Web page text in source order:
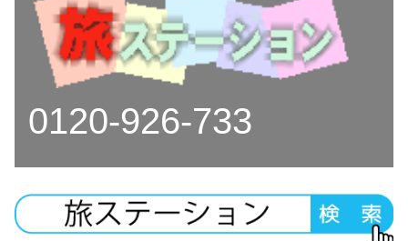
0120-926-733